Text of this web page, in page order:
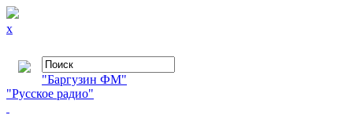
x
"Баргузин ФМ"
"Русское радио"